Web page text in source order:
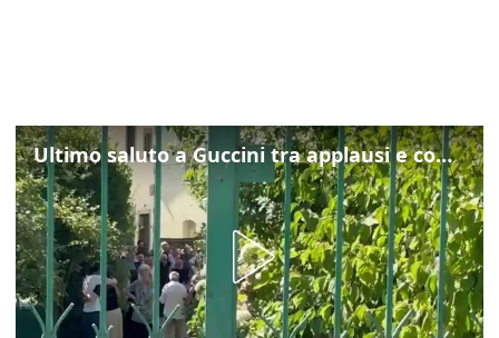
Ultimo saluto a Guccini tra applausi e commozione a Pavana